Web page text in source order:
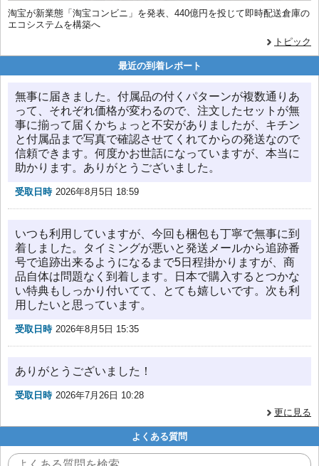
淘宝が新業態「淘宝コンビニ」を発表、440億円を投じて即時配送倉庫の
エコシステムを構築へ
トピック
最近の到着レポート
無事に届きました。付属品の付くパターンが複数通りあ
って、それぞれ価格が変わるので、注文したセットが無
事に揃って届くかちょっと不安がありましたが、キチン
と付属品まで写真で確認させてくれてからの発送なので
信頼できます。何度かお世話になっていますが、本当に
助かります。ありがとうございました。
受取日時 2026年8月5日 18:59
いつも利用していますが、今回も梱包も丁寧で無事に到
着しました。タイミングが悪いと発送メールから追跡番
号で追跡出来るようになるまで5日程掛かりますが、商
品自体は問題なく到着します。日本で購入するとつかな
い特典もしっかり付いてて、とても嬉しいです。次も利
用したいと思っています。
受取日時 2026年8月5日 15:35
ありがとうございました！
受取日時 2026年7月26日 10:28
更に見る
よくある質問